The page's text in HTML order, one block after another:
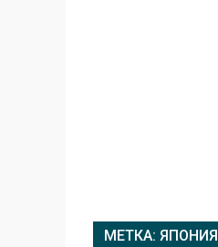
МЕТКА: ЯПОНИЯ